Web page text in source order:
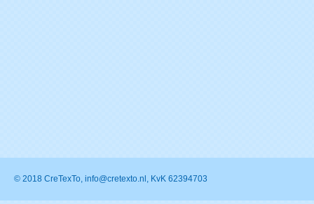
© 2018 CreTexTo, info@cretexto.nl, KvK 62394703